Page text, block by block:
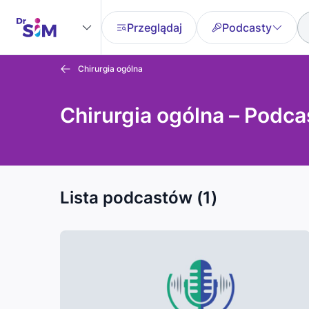
Przeglądaj Podcasty
Chirurgia ogólna
Chirurgia ogólna –
Lista podcastów (1)